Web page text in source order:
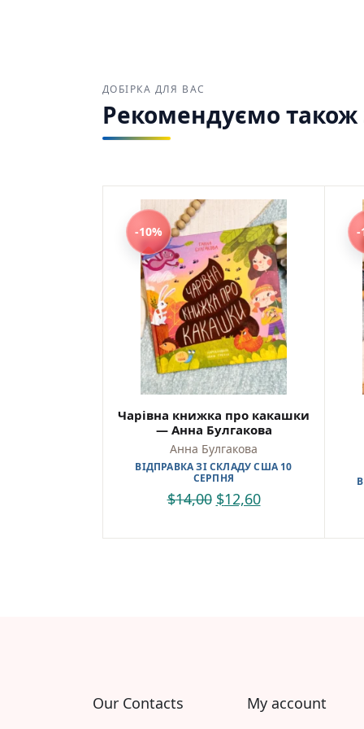
ДОБІРКА ДЛЯ ВАС
Рекомендуємо також
-10%
Чарівна книжка про какашки
— Анна Булгакова
Анна Булгакова
ВІДПРАВКА ЗІ СКЛАДУ США 10
СЕРПНЯ
$14,00 $12,60
-
Our Contacts My account